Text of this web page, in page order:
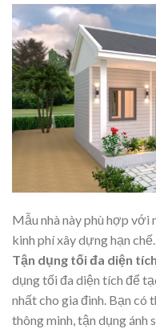
Mẫu nhà này phù hợp với
kinh phí xây dựng hạn chế.
Tận dụng tối đa diện
dụng tối đa diện tích để
nhất cho gia đình. Bạn
thông minh, tận dụng ánh